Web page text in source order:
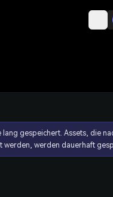
lang gespeichert. Assets, die
werden, werden dauerhaft